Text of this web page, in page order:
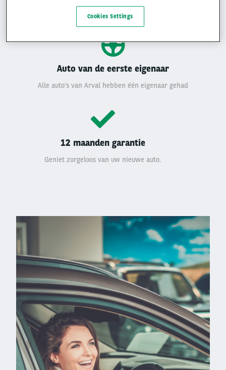
Auto van de eerste eigenaar
Alle auto’s van Arval hebben één eigenaar gehad
12 maanden garantie
Geniet zorgeloos van uw nieuwe auto.
Left
Cookies Settings